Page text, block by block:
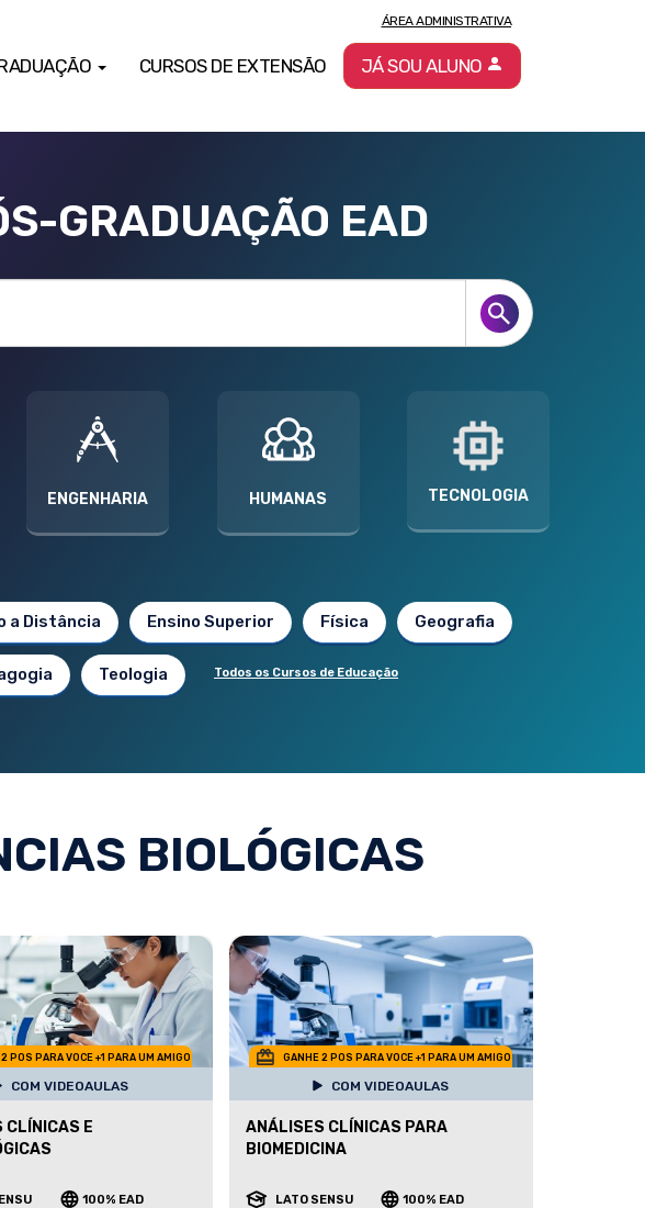
CURSOS DE EXTENSÃO
ÁREA ADMINISTRATIVA
JÁ SOU ALUNO
GRADUAÇÃO EAD
ENGENHARIA HUMANAS TECNOLOGIA
a Distância Ensino Superior Física Geografia
Teologia Todos os Cursos de Educação
BIOLÓGICAS
POS PARA VOCE +1 PARA UM AMIGO
COM VIDEOAULAS
CLÍNICAS E
100% EAD
GANHE 2 POS PARA VOCE +1 PARA UM AMIGO
COM VIDEOAULAS
ANÁLISES CLÍNICAS PARA
BIOMEDICINA
LATO SENSU 100% EAD